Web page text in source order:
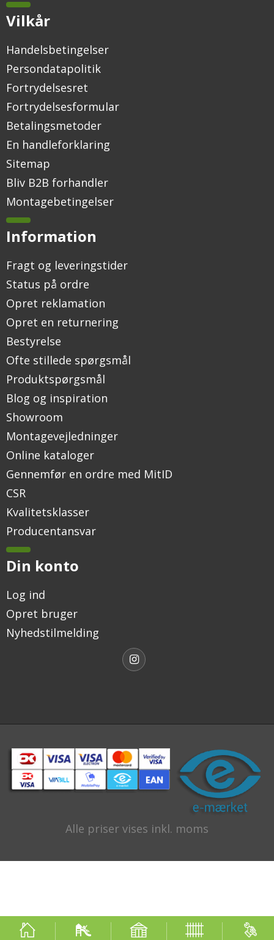
Vilkår
Handelsbetingelser
Persondatapolitik
Fortrydelsesret
Fortrydelsesformular
Betalingsmetoder
En handleforklaring
Sitemap
Bliv B2B forhandler
Montagebetingelser
Information
Fragt og leveringstider
Status på ordre
Opret reklamation
Opret en returnering
Bestyrelse
Ofte stillede spørgsmål
Produktspørgsmål
Blog og inspiration
Showroom
Montagevejledninger
Online kataloger
Gennemfør en ordre med MitID
CSR
Kvalitetsklasser
Producentansvar
Din konto
Log ind
Opret bruger
Nyhedstilmelding
Alle priser vises inkl. moms